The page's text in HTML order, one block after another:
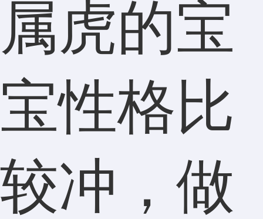
属虎的宝
宝性格比
较冲，做